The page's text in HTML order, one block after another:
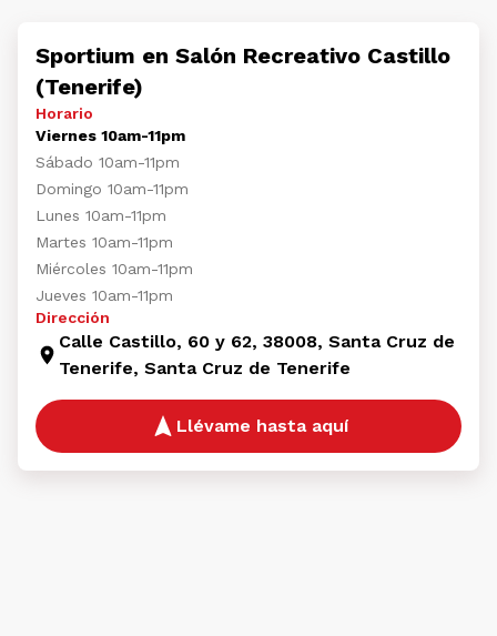
Sportium en Salón Recreativo Castillo
(Tenerife)
Horario
Viernes 10am-11pm
Sábado 10am-11pm
Domingo 10am-11pm
Lunes 10am-11pm
Martes 10am-11pm
Miércoles 10am-11pm
Jueves 10am-11pm
Dirección
Calle Castillo, 60 y 62, 38008, Santa Cruz de
Tenerife, Santa Cruz de Tenerife
Llévame hasta aquí